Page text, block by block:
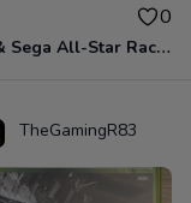
0
Sonic & Sega All-Star Racing - Transformed Xbox 360
TheGamingR83